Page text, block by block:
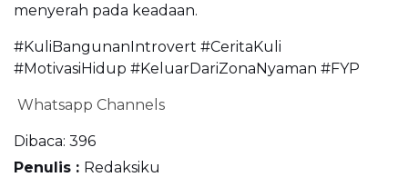
menyerah pada keadaan.
#KuliBangunanIntrovert #CeritaKuli
#MotivasiHidup #KeluarDariZonaNyaman #FYP
Whatsapp Channels
Dibaca: 396
Penulis : Redaksiku